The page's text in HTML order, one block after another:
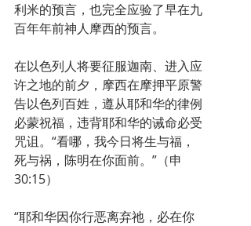
利米的预言，也完全应验了早在九
百年年前神人摩西的预言。
在以色列人将要征服迦南、进入应
许之地的前夕，摩西在摩押平原警
告以色列百姓，遵从耶和华的律例
必蒙祝福，违背耶和华的诫命必受
咒诅。“看哪，我今日将生与福，
死与祸，陈明在你面前。”（申
30:15）
“耶和华因你行恶离弃祂，必在你